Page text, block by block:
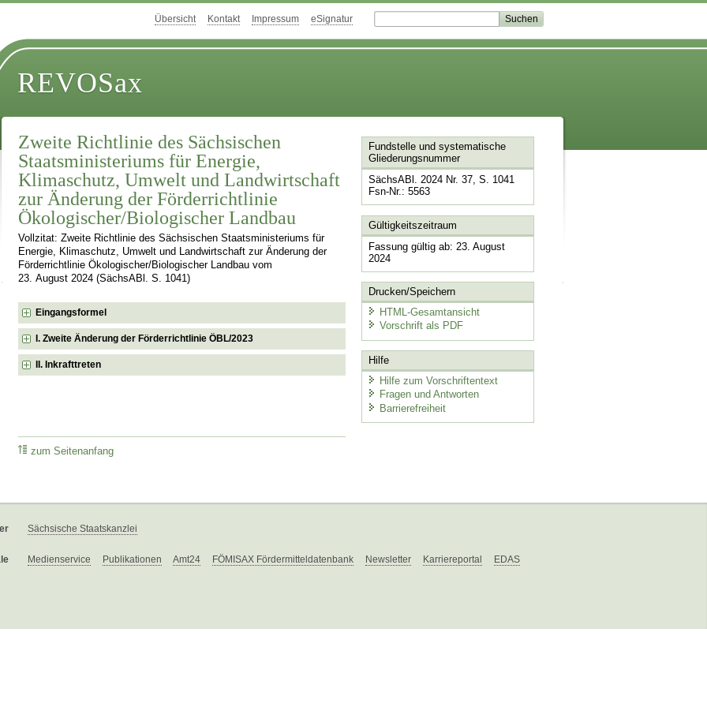
Übersicht Kontakt Impressum eSignatur
REVOSax
Zweite Richtlinie des Sächsischen
Staatsministeriums für Energie,
Klimaschutz, Umwelt und Landwirtschaft
zur Änderung der Förderrichtlinie
Ökologischer/Biologischer Landbau
Vollzitat: Zweite Richtlinie des Sächsischen Staatsministeriums für
Energie, Klimaschutz, Umwelt und Landwirtschaft zur Änderung der
Förderrichtlinie Ökologischer/Biologischer Landbau vom
23. August 2024 (SächsABl. S. 1041)
Eingangsformel
I. Zweite Änderung der Förderrichtlinie ÖBL/2023
II. Inkrafttreten
zum Seitenanfang
Fundstelle und systematische
Gliederungsnummer
SächsABl. 2024 Nr. 37, S. 1041
Fsn-Nr.: 5563
Gültigkeitszeitraum
Fassung gültig ab: 23. August
2024
Drucken/Speichern
HTML-Gesamtansicht
Vorschrift als PDF
Hilfe
Hilfe zum Vorschriftentext
Fragen und Antworten
Barrierefreiheit
Sächsische Staatskanzlei
Medienservice Publikationen Amt24 FÖMISAX Fördermitteldatenbank Newsletter Karriereportal EDAS